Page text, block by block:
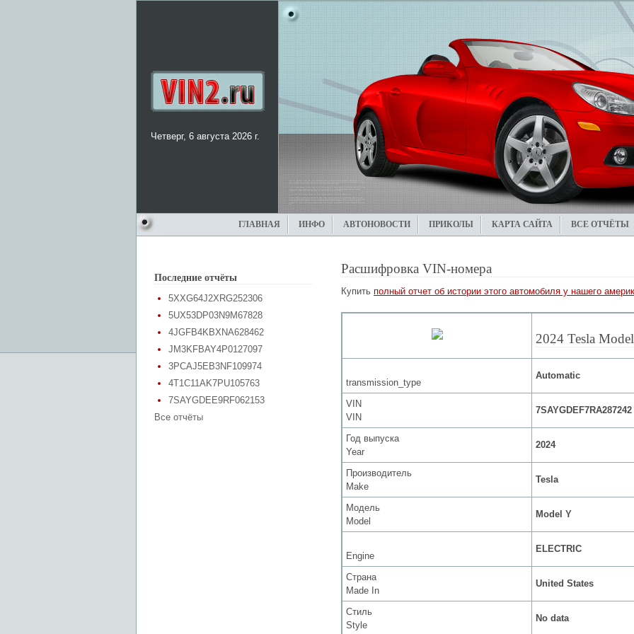
Четверг, 6 августа 2026 г.
ГЛАВНАЯ ИНФО АВТОНОВОСТИ ПРИКОЛЫ КАРТА САЙТА ВСЕ ОТЧЁТЫ
Последние отчёты
5XXG64J2XRG252306
5UX53DP03N9M67828
4JGFB4KBXNA628462
JM3KFBAY4P0127097
3PCAJ5EB3NF109974
4T1C11AK7PU105763
7SAYGDEE9RF062153
Все отчёты
Расшифровка VIN-номера
Купить полный отчет об истории этого автомобиля у нашего
2024 Tesla
transmission_type
Automatic
VIN
VIN
7SAYGDEF7RA287242
Год выпуска
Year
2024
Производитель
Make
Tesla
Модель
Model
Model Y
Engine
ELECTRIC
Страна
Made In
United States
Стиль
Style
No data